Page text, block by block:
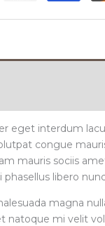
eget interdum
congue
mauris sociis
libero
magna
natoque mi velit